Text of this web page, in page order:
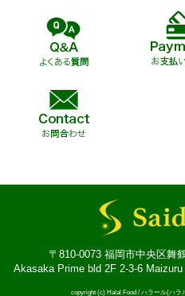
〒810-0073 福岡市中央区舞
Akasaka Prime bld 2F 2-3-6
copyright (c) Halal Food / ハラール(ハラ